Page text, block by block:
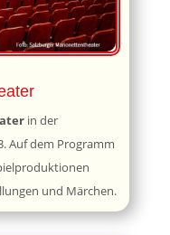
in der
Auf dem Programm
und Märchen.